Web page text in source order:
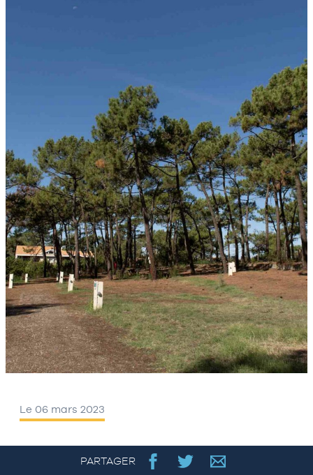
Le 06 mars 2023
PARTAGER